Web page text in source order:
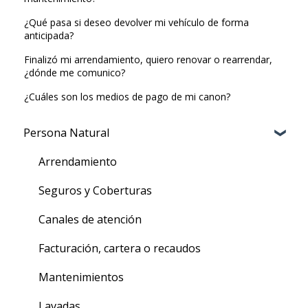
¿Qué pasa si deseo devolver mi vehículo de forma
anticipada?
Finalizó mi arrendamiento, quiero renovar o rearrendar,
¿dónde me comunico?
¿Cuáles son los medios de pago de mi canon?
Persona Natural
Arrendamiento
Seguros y Coberturas
Canales de atención
Facturación, cartera o recaudos
Mantenimientos